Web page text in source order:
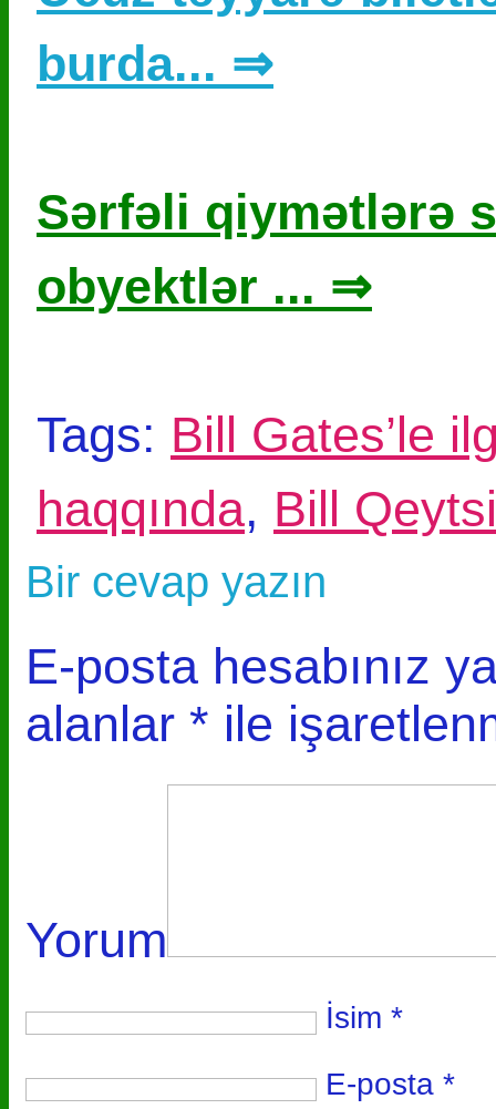
burda... ⇒
Sərfəli qiymətlərə
obyektlər ... ⇒
Tags: Bill Gates’le
haqqında, Bill
Bir cevap yazın
E-posta hesabınız
alanlar * ile
Yorum
İsim *
E-posta *